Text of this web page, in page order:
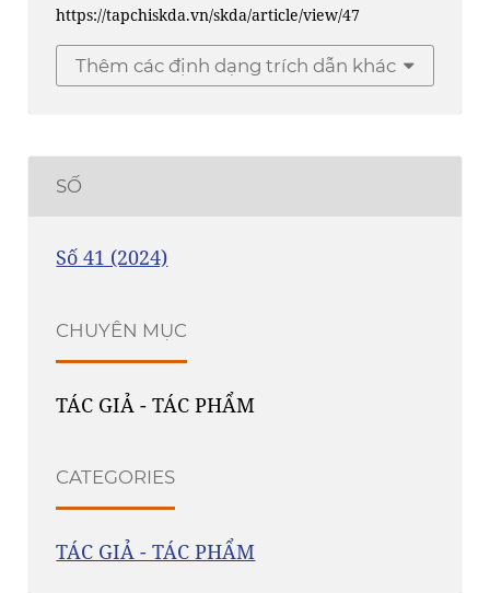
https://tapchiskda.vn/skda/article/view/47
Thêm các định dạng trích dẫn khác
SỐ
Số 41 (2024)
CHUYÊN MỤC
TÁC GIẢ - TÁC PHẨM
CATEGORIES
TÁC GIẢ - TÁC PHẨM